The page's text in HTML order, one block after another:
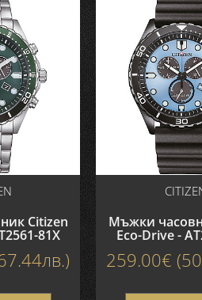
Citizen
81X
Мъжки
Eco-Drive -
259.00€